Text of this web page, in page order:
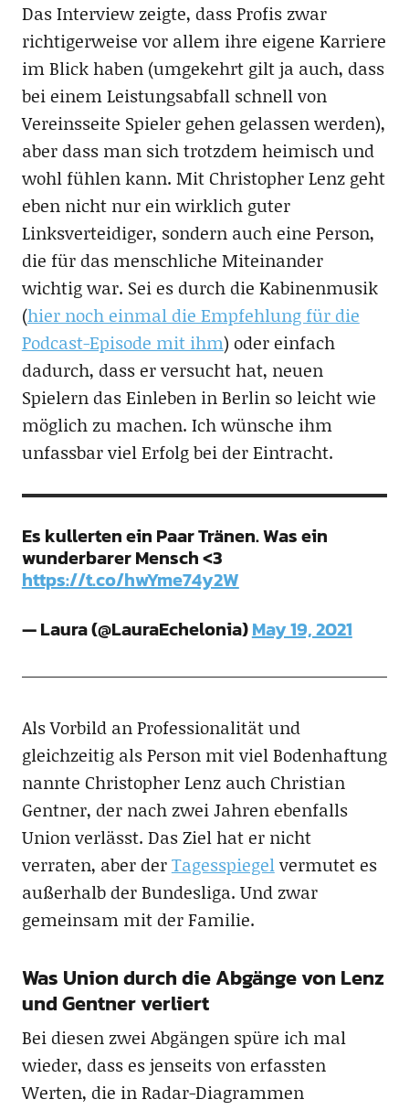
Das Interview zeigte, dass Profis zwar
richtigerweise vor allem ihre eigene Karriere
im Blick haben (umgekehrt gilt ja auch, dass
bei einem Leistungsabfall schnell von
Vereinsseite Spieler gehen gelassen werden),
aber dass man sich trotzdem heimisch und
wohl fühlen kann. Mit Christopher Lenz geht
eben nicht nur ein wirklich guter
Linksverteidiger, sondern auch eine Person,
die für das menschliche Miteinander
wichtig war. Sei es durch die Kabinenmusik
(hier noch einmal die Empfehlung für die
Podcast-Episode mit ihm) oder einfach
dadurch, dass er versucht hat, neuen
Spielern das Einleben in Berlin so leicht wie
möglich zu machen. Ich wünsche ihm
unfassbar viel Erfolg bei der Eintracht.
Es kullerten ein Paar Tränen. Was ein
wunderbarer Mensch <3
https://t.co/hwYme74y2W
— Laura (@LauraEchelonia)May 19, 2021
Als Vorbild an Professionalität und
gleichzeitig als Person mit viel Bodenhaftung
nannte Christopher Lenz auch Christian
Gentner, der nach zwei Jahren ebenfalls
Union verlässt. Das Ziel hat er nicht
verraten, aber derTagesspiegelvermutet es
außerhalb der Bundesliga. Und zwar
gemeinsam mit der Familie.
Was Union durch die Abgänge von Lenz
und Gentner verliert
Bei diesen zwei Abgängen spüre ich mal
wieder, dass es jenseits von erfassten
Werten, die in Radar-Diagrammen